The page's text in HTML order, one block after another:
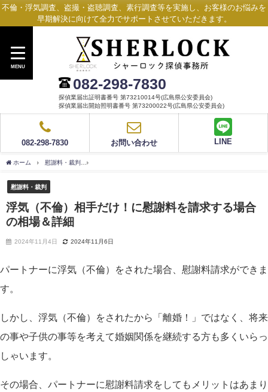
不倫・浮気調査、盗撮・盗聴調査、素行調査等を実施し、お客様のお悩みを
早期解決に向けて全力でサポートさせていただきます。
MENU
082-298-7830
探偵業届出証明書番号 第73210014号(広島県公安委員会)
探偵業届出開始照明書番号 第73200022号(広島県公安委員会)
082-298-7830 お問い合わせ LINE
ホーム 慰謝料・裁判
慰謝料・裁判
浮気（不倫）相手だけ！に慰謝料を請求する場合
の相場＆詳細
2024年11月4日 2024年11月6日
パートナーに浮気（不倫）をされた場合、慰謝料請求ができま
す。
しかし、浮気（不倫）をされたから「離婚！」ではなく、将来
の事や子供の事等を考えて婚姻関係を継続する方も多くいらっ
しゃいます。
その場合、パートナーに慰謝料請求をしてもメリットはあまり